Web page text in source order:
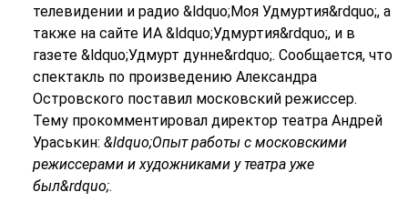
телевидении и радио &ldquo;Моя Удмуртия&rdquo;, а
также на сайте ИА &ldquo;Удмуртия&rdquo;, и в
газете &ldquo;Удмурт дунне&rdquo;. Сообщается, что
спектакль по произведению Александра
Островского поставил московский режиссер.
Тему прокомментировал директор театра Андрей
Ураськин: &ldquo;Опыт работы с московскими
режиссерами и художниками у театра уже
был&rdquo;.